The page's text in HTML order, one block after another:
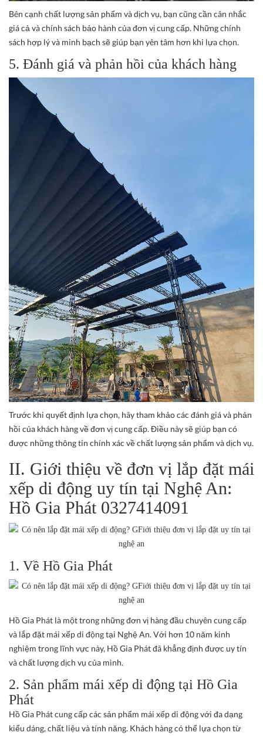
Bên cạnh chất lượng sản phẩm và dịch vụ, bạn cũng cần cân nhắc
giá cả và chính sách bảo hành của đơn vị cung cấp. Những chính
sách hợp lý và minh bạch sẽ giúp bạn yên tâm hơn khi lựa chọn.
5. Đánh giá và phản hồi của khách hàng
Trước khi quyết định lựa chọn, hãy tham khảo các đánh giá và phản
hồi của khách hàng về đơn vị cung cấp. Điều này sẽ giúp bạn có
được những thông tin chính xác về chất lượng sản phẩm và dịch vụ.
II. Giới thiệu về đơn vị lắp đặt mái
xếp di động uy tín tại Nghệ An:
Hồ Gia Phát 0327414091
1. Về Hồ Gia Phát
Hồ Gia Phát là một trong những đơn vị hàng đầu chuyên cung cấp
và lắp đặt mái xếp di động tại Nghệ An. Với hơn 10 năm kinh
nghiệm trong lĩnh vực này, Hồ Gia Phát đã khẳng định được uy tín
và chất lượng dịch vụ của mình.
2. Sản phẩm mái xếp di động tại Hồ Gia
Phát
Hồ Gia Phát cung cấp các sản phẩm mái xếp di động với đa dạng
kiểu dáng, chất liệu và tính năng. Khách hàng có thể lựa chọn từ